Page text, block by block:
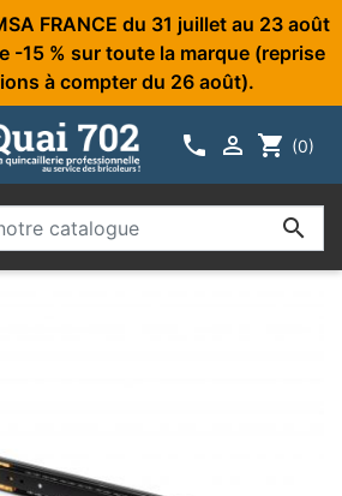
FRANCE du 31 juillet au 23 août
-15 % sur toute la marque (reprise
à compter du 26 août).
  shopping_cart (0)
